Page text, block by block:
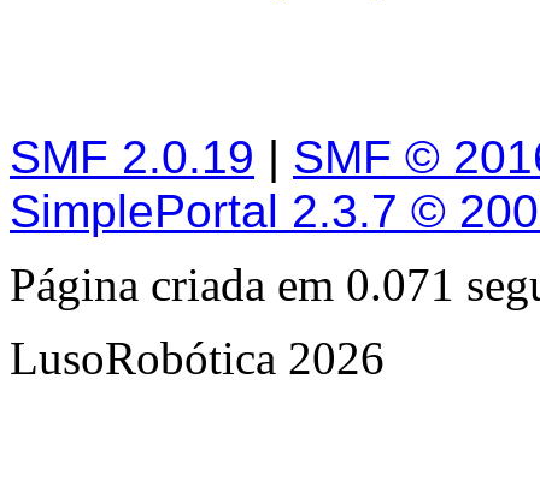
SMF 2.0.19 | SMF ©
SimplePortal 2.3.7 ©
Página criada em 0.071
LusoRobótica 2026